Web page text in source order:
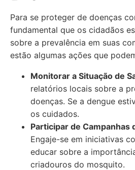
Para se proteger de doenças
fundamental que os cidadãos
sobre a prevalência em suas
estão algumas ações que
Monitorar a Situação de
relatórios locais sobre a
doenças. Se a dengue
os cuidados.
Participar de Campanhas
Engaje-se em iniciativas
educar sobre a
criadouros do mosquito.